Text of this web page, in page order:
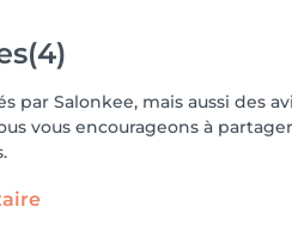
(4)
par Salonkee, mais aussi des
vous encourageons à